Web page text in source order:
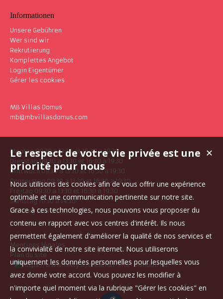
Informationen
Unsere Gebühren
Wer sind wir
Rekrutierung
Komplettes Angebot
Login Eigentümer
Gérer les cookies
MB Villas Domus
mb@mbvillasdomus.com
Montag 09:30 a 13:30 et 16:30 a 19:30
Dienstag 09:30 a 13:30 et 16:30 a 19:30
Mittwoch 09:30 a 13:30 et 16:30 a 19:30
Donnerstag 09:30 a 13:30 et 16:30 a 19:30
Freitag 09:30 a 13:30 et 16:30 a 19:30
Samstag 10:30 a 14:30
Sonntag fermé
Mentions légales
Plan du site
✕
Le respect de votre vie privée est une
priorité pour nous
Nous utilisons des cookies afin de vous offrir une expérience
optimale et une communication pertinente sur notre site.
Grace à ces technologies, nous pouvons vous proposer du
contenu en rapport avec vos centres d'intérêt. Ils nous
permettent également d'améliorer la qualité de nos services et
la convivialité de notre site internet. Nous utiliserons
uniquement les données personnelles pour lesquelles vous
avez donné votre accord. Vous pouvez les modifier à
n'importe quel moment via la rubrique "Gérer les cookies" en